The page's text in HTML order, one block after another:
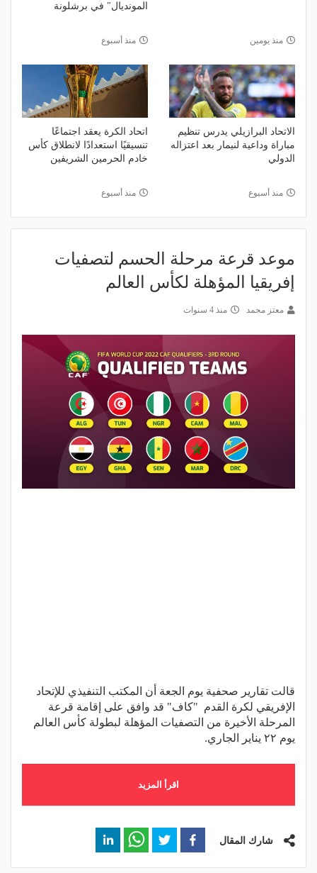
منذ يومين
المونديال" في برشلونة
منذ أسبوع
الاتحاد البرازيلي يدرس تنظيم
مباراة وداعية لنيمار بعد اعتزاله
الدولي
منذ أسبوع
اتحاد الكرة يعقد اجتماعًا
تنسيقيًا استعدادًا لانطلاق كأس
خادم الحرمين الشريفين
منذ أسبوع
موعد قرعة مرحلة الحسم لتصفيات
إفريقيا المؤهلة لكأس العالم
معتز محمد منذ 4 سنوات
قالت تقارير صحفية يوم الجعة أن المكتب التنفيذي للإتحاد
الإفريقي لكرة القدم "كاف" قد وافق على إقامة قرعة
المرحلة الأخيرة من التصفيات المؤهلة لبطولة كأس العالم
يوم ٢٢ يناير الجاري.
اقرأ المزيد
شارك المقال